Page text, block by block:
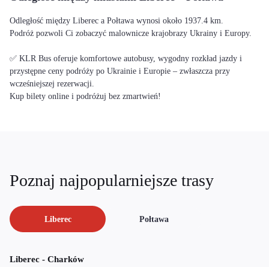
Odległość między Liberec a Połtawa wynosi około 1937.4 km.
Podróż pozwoli Ci zobaczyć malownicze krajobrazy Ukrainy i Europy.
✅ KLR Bus oferuje komfortowe autobusy, wygodny rozkład jazdy i
przystępne ceny podróży po Ukrainie i Europie – zwłaszcza przy
wcześniejszej rezerwacji.
Kup bilety online i podróżuj bez zmartwień!
Poznaj najpopularniejsze trasy
Liberec Połtawa
Liberec - Charków